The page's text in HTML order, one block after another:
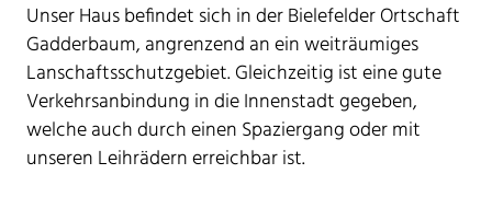
Unser Haus befindet sich in der Bielefelder Ortschaft
Gadderbaum, angrenzend an ein weiträumiges
Lanschaftsschutzgebiet. Gleichzeitig ist eine gute
Verkehrsanbindung in die Innenstadt gegeben,
welche auch durch einen Spaziergang oder mit
unseren Leihrädern erreichbar ist.